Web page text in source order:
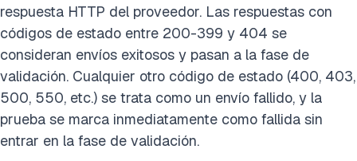
respuesta HTTP del proveedor. Las respuestas con
códigos de estado entre 200-399 y 404 se
consideran envíos exitosos y pasan a la fase de
validación. Cualquier otro código de estado (400, 403,
500, 550, etc.) se trata como un envío fallido, y la
prueba se marca inmediatamente como fallida sin
entrar en la fase de validación.